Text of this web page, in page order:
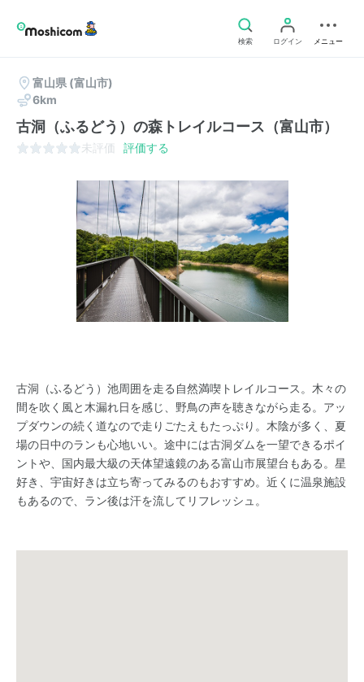
検索 ログイン メニュー
富山県 (富山市)
6km
古洞（ふるどう）の森トレイルコース（富山市）
未評価 評価する
古洞（ふるどう）池周囲を走る自然満喫トレイルコース。木々の
間を吹く風と木漏れ日を感じ、野鳥の声を聴きながら走る。アッ
プダウンの続く道なので走りごたえもたっぷり。木陰が多く、夏
場の日中のランも心地いい。途中には古洞ダムを一望できるポイ
ントや、国内最大級の天体望遠鏡のある富山市展望台もある。星
好き、宇宙好きは立ち寄ってみるのもおすすめ。近くに温泉施設
もあるので、ラン後は汗を流してリフレッシュ。